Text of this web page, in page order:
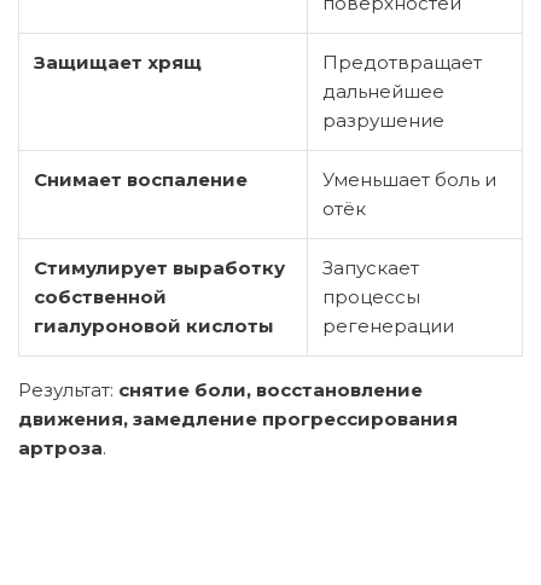
Защищает хрящ
Предотвращает
дальнейшее
разрушение
Снимает воспаление
Уменьшает боль и
отёк
Стимулирует выработку
собственной
гиалуроновой кислоты
Запускает
процессы
регенерации
Результат: снятие боли, восстановление
движения, замедление прогрессирования
артроза.